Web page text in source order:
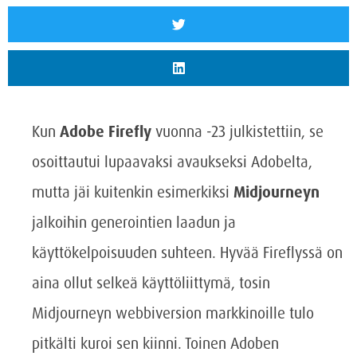
Kun Adobe Firefly vuonna -23 julkistettiin, se
osoittautui lupaavaksi avaukseksi Adobelta,
mutta jäi kuitenkin esimerkiksi Midjourneyn
jalkoihin generointien laadun ja
käyttökelpoisuuden suhteen. Hyvää Fireflyssä on
aina ollut selkeä käyttöliittymä, tosin
Midjourneyn webbiversion markkinoille tulo
pitkälti kuroi sen kiinni. Toinen Adoben